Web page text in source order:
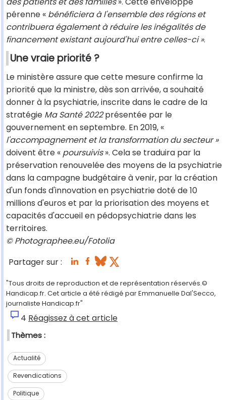
pérenne « bénéficiera à l'ensemble des régions et
contribuera également à réduire les inégalités de
financement existant aujourd'hui entre celles-ci ».
Une vraie priorité ?
Le ministère assure que cette mesure confirme la
priorité que la ministre, dès son arrivée, a souhaité
donner à la psychiatrie, inscrite dans le cadre de la
stratégie Ma Santé 2022présentée par le
gouvernement en septembre. En 2019, «
l'accompagnement et la transformation du secteur »
doivent être « poursuivis». Cela se traduira par la
préservation renouvelée des moyens de la psychiatrie
dans la campagne budgétaire à venir, par la création
d'un fonds d'innovation en psychiatrie doté de 10
millions d'euros et par la priorisation des moyens et
capacités d'accueil en pédopsychiatrie dans les
territoires.
© Photographee.eu/Fotolia
Partager sur :
"Tous droits de reproduction et de représentation réservés.©
Handicap.fr. Cet article a été rédigé par Emmanuelle Dal'Secco,
journaliste Handicap.fr"
4 Réagissez à cet article
Thèmes :
Actualité
Revendications
Politique